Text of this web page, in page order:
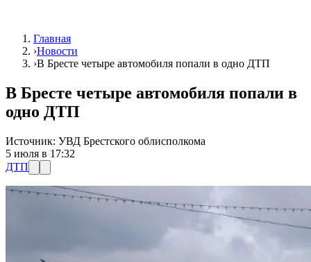
Главная
›Новости
›В Бресте четыре автомобиля попали в одно ДТП
В Бресте четыре автомобиля попали в
одно ДТП
Источник: УВД Брестского облисполкома
5 июля в 17:32
ДТП